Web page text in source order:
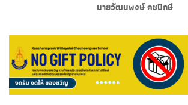
นายวัฒนพงษ์ คชปักษี